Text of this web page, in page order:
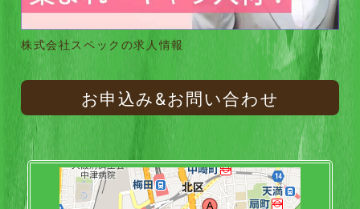
株式会社スペックの求人情報
お申込み&お問い合わせ